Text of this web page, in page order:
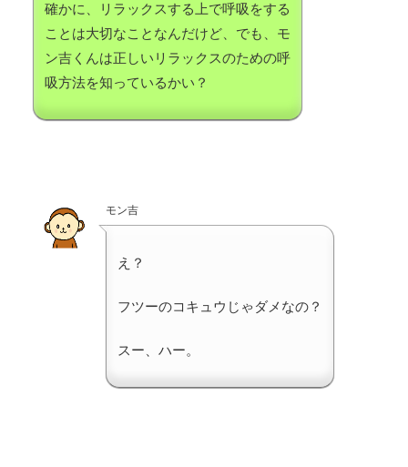
確かに、リラックスする上で呼吸をする
ことは大切なことなんだけど、でも、モ
ン吉くんは正しいリラックスのための呼
吸方法を知っているかい？
モン吉
え？
フツーのコキュウじゃダメなの？
スー、ハー。